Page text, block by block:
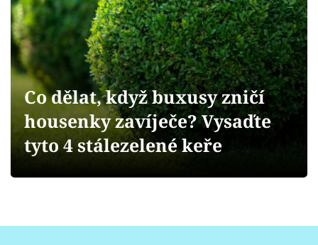
Sledujte prima+
Přihlášení
Sledujte nás
Co dělat, když buxusy zničí
housenky zavíječe? Vysaďte
tyto 4 stálezelené keře